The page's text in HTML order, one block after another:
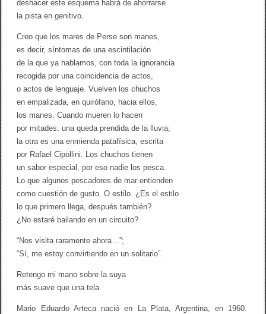
deshacer este esquema habrá de ahorrarse
la pista en genitivo.
Creo que los mares de Perse son manes,
es decir, síntomas de una escintilación
de la que ya hablamos, con toda la ignorancia
recogida por una coincidencia de actos,
o actos de lenguaje. Vuelven los chuchos
en empalizada, en quirófano, hacia ellos,
los manes. Cuando mueren lo hacen
por mitades: una queda prendida de la lluvia;
la otra es una enmienda patafísica, escrita
por Rafael Cipollini. Los chuchos tienen
un sabor especial, por eso nadie los pesca.
Lo que algunos pescadores de mar entienden
como cuestión de gusto. O estilo. ¿Es el estilo
lo que primero llega, después también?
¿No estaré bailando en un circuito?
“Nos visita raramente ahora…”;
“Sí, me estoy convirtiendo en un solitario”.
Retengo mi mano sobre la suya
más suave que una tela.
Mario Eduardo Arteca nació en La Plata, Argentina, en 1960.